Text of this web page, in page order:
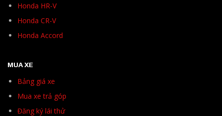
Honda HR-V
Honda CR-V
Honda Accord
MUA XE
Bảng giá xe
Mua xe trả góp
Đăng ký lái thử